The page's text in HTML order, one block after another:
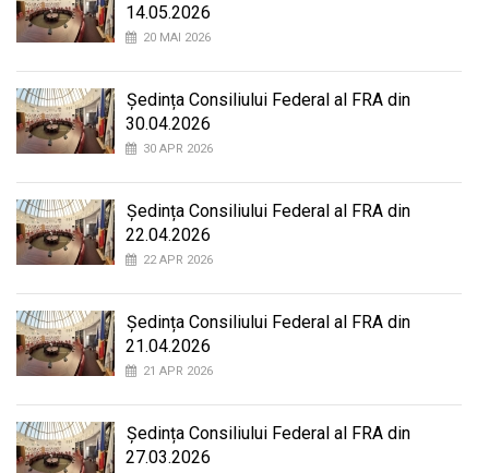
14.05.2026
20 MAI 2026
Ședința Consiliului Federal al FRA din
30.04.2026
30 APR 2026
Ședința Consiliului Federal al FRA din
22.04.2026
22 APR 2026
Ședința Consiliului Federal al FRA din
21.04.2026
21 APR 2026
Ședința Consiliului Federal al FRA din
27.03.2026